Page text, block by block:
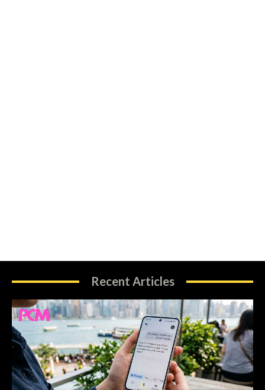
Recent Articles